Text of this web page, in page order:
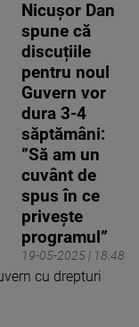
19-05-2025 | 18:48
Nicușor Dan
spune că
discuțiile
pentru noul
Guvern vor
dura 3-4
săptămâni:
”Să am un
cuvânt de
spus în ce
privește
programul”
cu drepturi